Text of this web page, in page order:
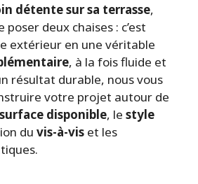
détente sur sa terrasse,
poser deux chaises : c’est
extérieur en une véritable
, à la fois fluide et
résultat durable, nous vous
votre projet autour de
surface disponible, le style
du vis-à-vis et les